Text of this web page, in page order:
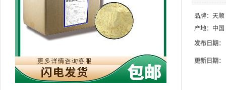
品牌： 天顺
产地： 中国
发布日期：
更新日期：